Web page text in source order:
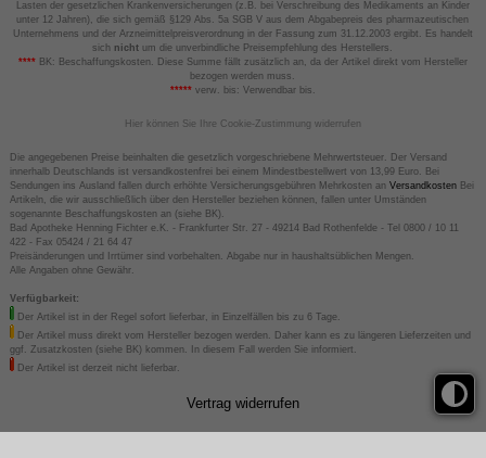
Lasten der gesetzlichen Krankenversicherungen (z.B. bei Verschreibung des Medikaments an Kinder
unter 12 Jahren), die sich gemäß §129 Abs. 5a SGB V aus dem Abgabepreis des pharmazeutischen
Unternehmens und der Arzneimittelpreisverordnung in der Fassung zum 31.12.2003 ergibt. Es handelt
sich nicht um die unverbindliche Preisempfehlung des Herstellers.
****BK: Beschaffungskosten. Diese Summe fällt zusätzlich an, da der Artikel direkt vom Hersteller
bezogen werden muss.
*****verw. bis: Verwendbar bis.
Hier können Sie Ihre Cookie-Zustimmung widerrufen
Die angegebenen Preise beinhalten die gesetzlich vorgeschriebene Mehrwertsteuer. Der Versand
innerhalb Deutschlands ist versandkostenfrei bei einem Mindestbestellwert von 13,99 Euro. Bei
Sendungen ins Ausland fallen durch erhöhte Versicherungsgebühren Mehrkosten an VersandkostenBei
Artikeln, die wir ausschließlich über den Hersteller beziehen können, fallen unter Umständen
sogenannte Beschaffungskosten an (siehe BK).
Bad Apotheke Henning Fichter e.K. - Frankfurter Str. 27 - 49214 Bad Rothenfelde - Tel 0800 / 10 11
422 - Fax 05424 / 21 64 47
Preisänderungen und Irrtümer sind vorbehalten. Abgabe nur in haushaltsüblichen Mengen.
Alle Angaben ohne Gewähr.
Verfügbarkeit:
Der Artikel ist in der Regel sofort lieferbar, in Einzelfällen bis zu 6 Tage.
Der Artikel muss direkt vom Hersteller bezogen werden. Daher kann es zu längeren Lieferzeiten und
ggf. Zusatzkosten (siehe BK) kommen. In diesem Fall werden Sie informiert.
Der Artikel ist derzeit nicht lieferbar.
Vertrag widerrufen